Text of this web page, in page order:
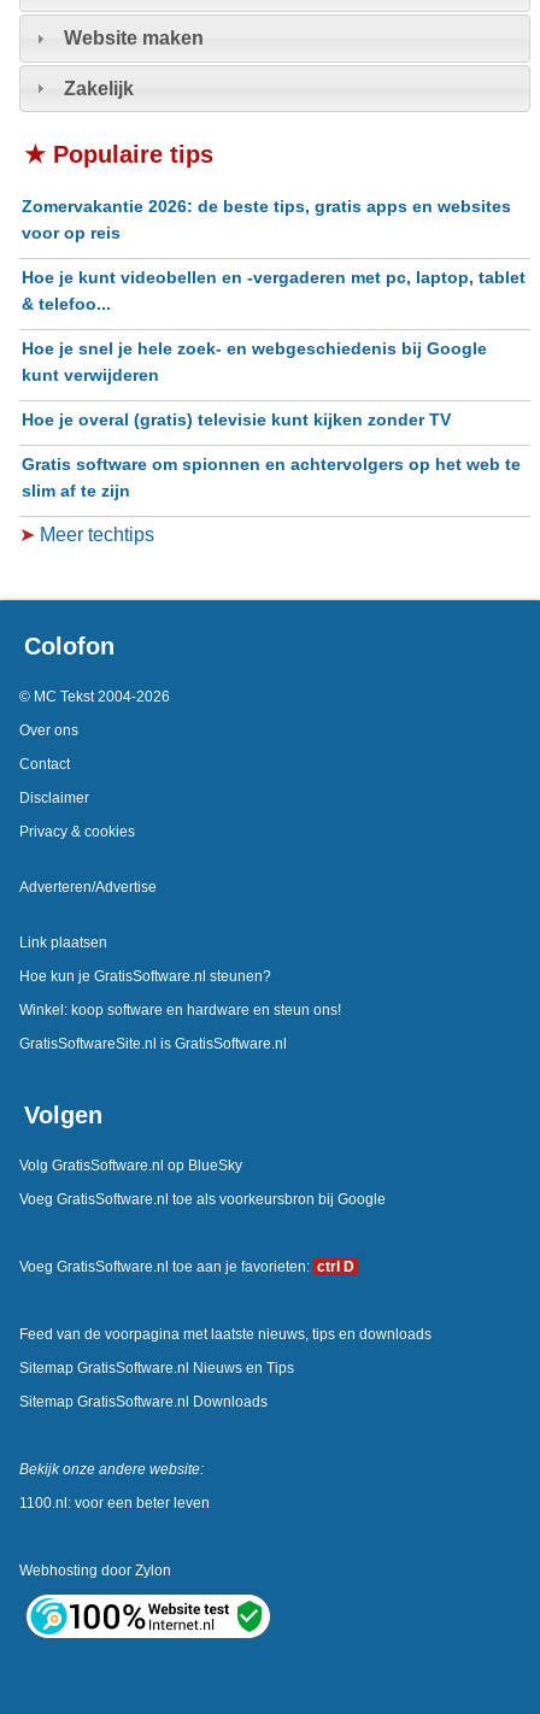
Website maken
Zakelijk
★ Populaire tips
Zomervakantie 2026: de beste tips, gratis apps en websites
voor op reis
Hoe je kunt videobellen en -vergaderen met pc, laptop, tablet
& telefoo...
Hoe je snel je hele zoek- en webgeschiedenis bij Google
kunt verwijderen
Hoe je overal (gratis) televisie kunt kijken zonder TV
Gratis software om spionnen en achtervolgers op het web te
slim af te zijn
➤ Meer techtips
Colofon
© MC Tekst 2004-2026
Over ons
Contact
Disclaimer
Privacy & cookies
Adverteren/Advertise
Link plaatsen
Hoe kun je GratisSoftware.nl steunen?
Winkel: koop software en hardware en steun ons!
GratisSoftwareSite.nl is GratisSoftware.nl
Volgen
Volg GratisSoftware.nl op BlueSky
Voeg GratisSoftware.nl toe als voorkeursbron bij Google
Voeg GratisSoftware.nl toe aan je favorieten: ctrl D
Feed van de voorpagina met laatste nieuws, tips en downloads
Sitemap GratisSoftware.nl Nieuws en Tips
Sitemap GratisSoftware.nl Downloads
Bekijk onze andere website:
1100.nl: voor een beter leven
Webhosting door Zylon